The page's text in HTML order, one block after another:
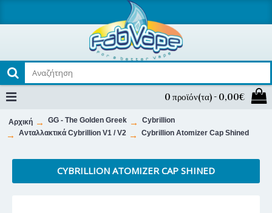
0 προϊόν(τα) - 0,00€
Αρχική GG - The Golden Greek
Cybrillion
Ανταλλακτικά Cybrillion V1 / V2
Cybrillion Atomizer Cap Shined
CYBRILLION ATOMIZER CAP SHINED